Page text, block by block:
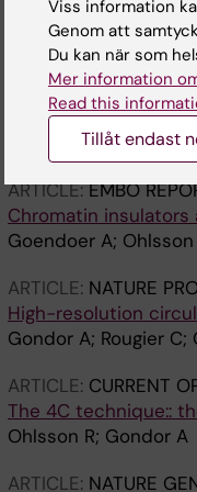
ARTICLE:GENES &
Nonallelic
control region
Sandhu KS; Shi C;
Imreh MP; Ohlsson R
ARTICLE:EMBO
Chromatin insulators
Goendoer A; Ohlsson
ARTICLE: NATURE
High-resolution
Gondor A; Rougier C;
ARTICLE: CURRENT
The 4C technique::
Ohlsson R; Gondor A
ARTICLE: NATURE
Viss information
Genom att
Du kan när som
Mer information
Read this
Tillåt endast